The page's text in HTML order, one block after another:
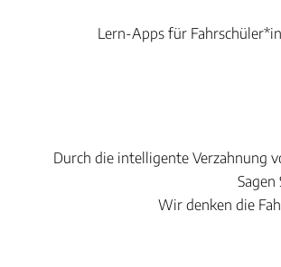
Lern-Apps für
Durch die intelligente Verzahnung
Wir denken die